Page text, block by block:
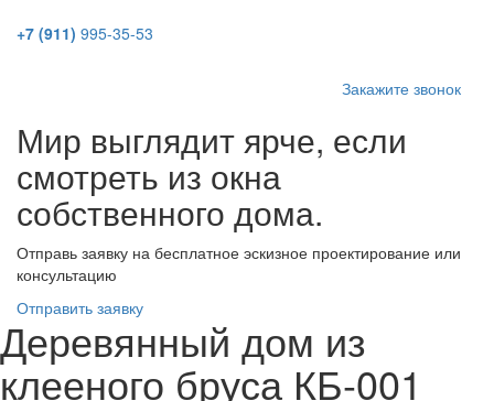
+7 (911) 995-35-53
Закажите звонок
Мир выглядит ярче, если
смотреть из окна
собственного дома.
Отправь заявку на бесплатное эскизное проектирование или
консультацию
Отправить заявку
Деревянный дом из
клееного бруса КБ-001